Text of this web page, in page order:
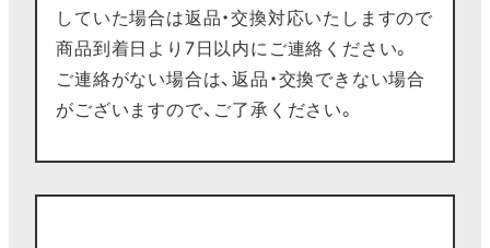
していた場合は返品・交換対応いたしますので
商品到着日より7日以内にご連絡ください。
ご連絡がない場合は、返品・交換できない場合
がございますので、ご了承ください。